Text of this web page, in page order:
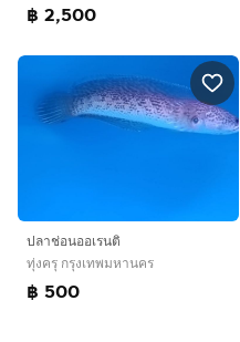
฿ 2,500
ปลาช่อนออเรนติ
ทุ่งครุ กรุงเทพมหานคร
฿ 500